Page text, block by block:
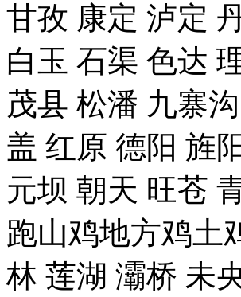
甘孜 康定 泸定
白玉 石渠 色达
茂县 松潘 九寨
盖 红原 德阳 旌
元坝 朝天 旺苍
跑山鸡地方鸡土
林 莲湖 灞桥 未